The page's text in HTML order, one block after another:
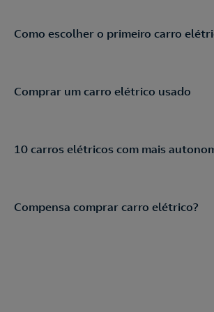
Como escolher o primeiro carro
Comprar um carro elétrico usado
10 carros elétricos com mais
Compensa comprar carro elétrico?